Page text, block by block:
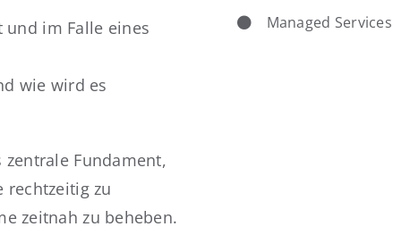
und im Falle eines
wie wird es
Fundament,
rechtzeitig zu
zeitnah zu beheben.
Managed Services